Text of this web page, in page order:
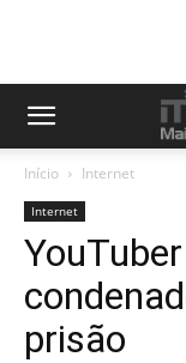
Início Internet
Internet
prisão